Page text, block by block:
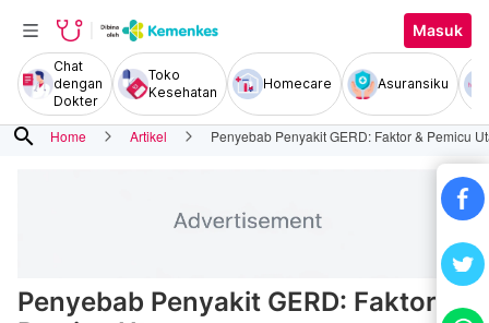
Masuk
Chat
dengan
Dokter
Toko
Kesehatan
Homecare Asuransiku
search Home Artikel Penyebab Penyakit GERD: Faktor & Pemicu
Penyebab Penyakit GERD: Faktor &